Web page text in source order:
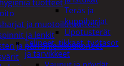
Teräs ja
kuppiharjat
Upotusterät
Telineet, tikkaat, työtasot
ja tarvikkeet
tuotteet
ja muotoilutuotteet
ja lenkit
ja parranleikkuukoneet